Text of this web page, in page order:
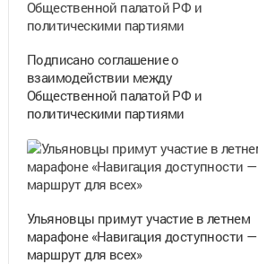
Подписано соглашение о
взаимодействии между
Общественной палатой РФ и
политическими партиями
Ульяновцы примут участие в летнем
марафоне «Навигация доступности —
маршрут для всех»